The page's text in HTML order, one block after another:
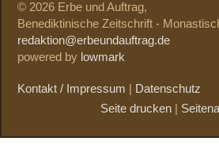
© 2026 Erbe und Auftrag,
Benediktinische Zeitschrift -
redaktion@erbeundauftrag.de
powered by lowmark
Kontakt / Impressum
Datenschutz
Seite drucken